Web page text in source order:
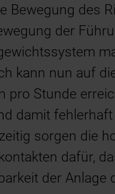
Bewegung des
der
kann nun auf
pro Stunde
damit
sorgen die
dafür,
der Anlage